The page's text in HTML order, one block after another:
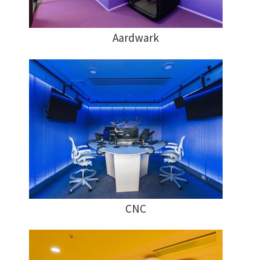
Aardwark
CNC